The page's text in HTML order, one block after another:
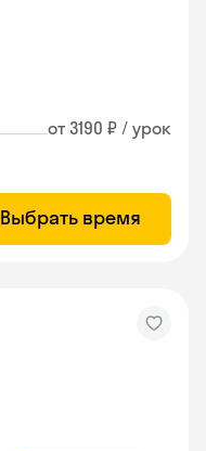
от 3190 ₽ / урок
Выбрать время